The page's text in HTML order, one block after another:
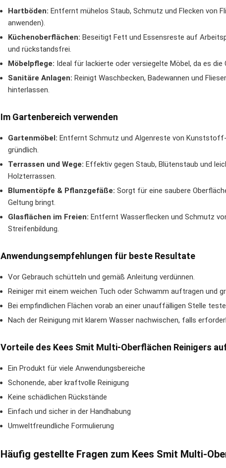
Hartböden: Entfernt mühelos Staub, Schmutz und Flecken von
anwenden).
Küchenoberflächen: Beseitigt Fett und Essensreste auf
und rückstandsfrei.
Möbelpflege: Ideal für lackierte oder versiegelte Möbel, da es
Sanitäre Anlagen: Reinigt Waschbecken, Badewannen und
hinterlassen.
Im Gartenbereich verwenden
Gartenmöbel: Entfernt Schmutz und Algenreste von
gründlich.
Terrassen und Wege: Effektiv gegen Staub, Blütenstaub und
Holzterrassen.
Blumentöpfe & Pflanzgefäße: Sorgt für eine saubere
Geltung bringt.
Glasflächen im Freien: Entfernt Wasserflecken und Schmutz
Streifenbildung.
Anwendungsempfehlungen für beste Resultate
Vor Gebrauch schütteln und gemäß Anleitung verdünnen.
Reiniger mit einem weichen Tuch oder Schwamm auftragen und
Bei empfindlichen Flächen vorab an einer unauffälligen Stelle
Nach der Reinigung mit klarem Wasser nachwischen, falls
Vorteile des Kees Smit Multi-Oberflächen Reinigers
Ein Produkt für viele Anwendungsbereiche
Schonende, aber kraftvolle Reinigung
Keine schädlichen Rückstände
Einfach und sicher in der Handhabung
Umweltfreundliche Formulierung
Häufig gestellte Fragen zum Kees Smit Multi-